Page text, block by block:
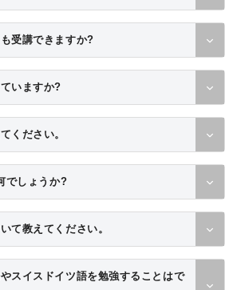
受講できますか?
いますか?
ください。
でしょうか?
て教えてください。
スイスドイツ語を勉強することはで